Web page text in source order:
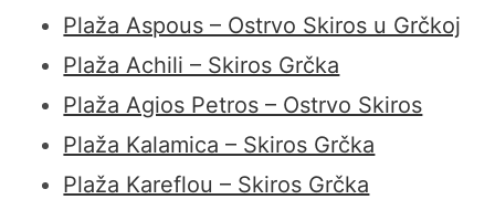
Plaža Aspous – Ostrvo Skiros u Grčkoj
Plaža Achili – Skiros Grčka
Plaža Agios Petros – Ostrvo Skiros
Plaža Kalamica – Skiros Grčka
Plaža Kareflou – Skiros Grčka